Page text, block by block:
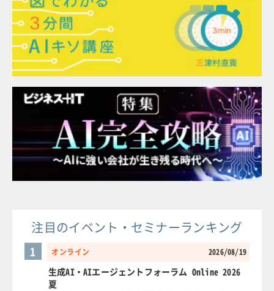
注目のイベント・セミナーランキング
オンライン 2026/08/19
1
生成AI・AIエージェントフォーラム Online 2026
夏